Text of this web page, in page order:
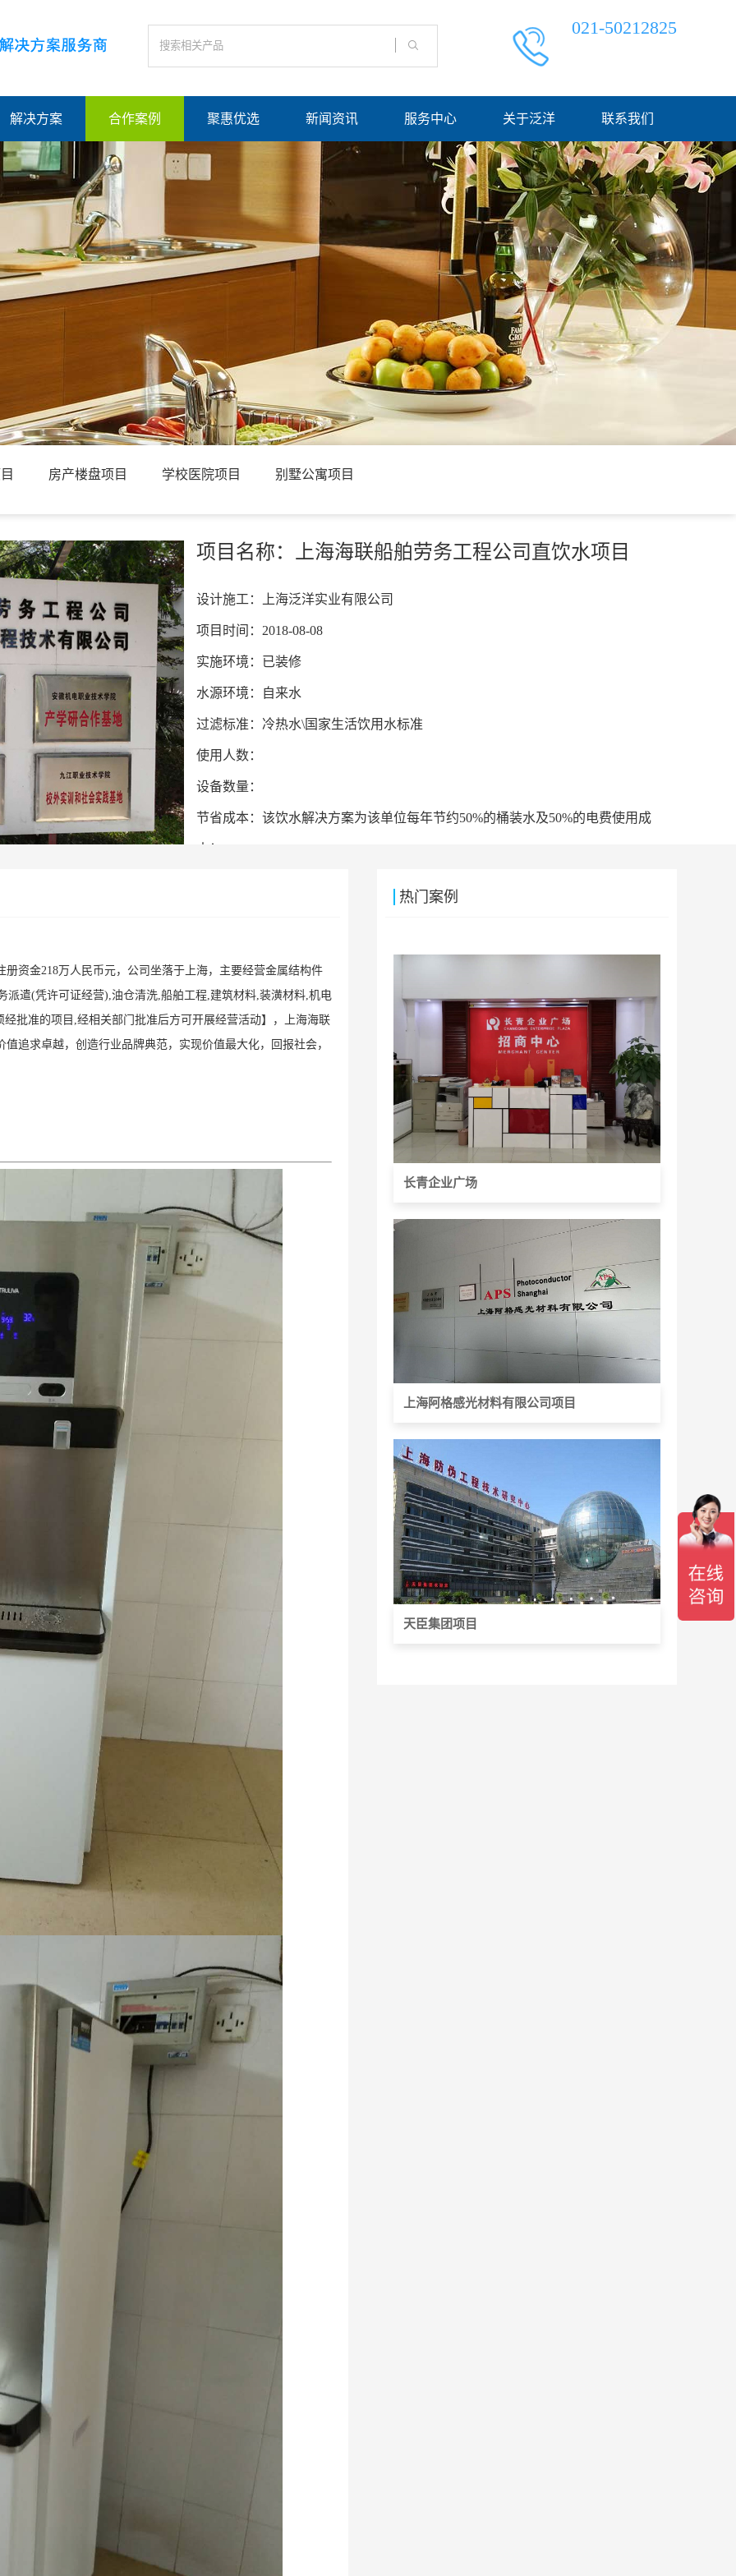
021-50212825
解决方案 合作案例 聚惠优选 新闻资讯 服务中心 关于泛洋 联系我们
房产楼盘项目 学校医院项目 别墅公寓项目
项目名称：上海海联船舶劳务工程公司直饮水项目
设计施工：上海泛洋实业有限公司
项目时间：2018-08-08
实施环境：已装修
水源环境：自来水
过滤标准：冷热水\国家生活饮用水标准
使用人数：
设备数量：
节省成本：该饮水解决方案为该单位每年节约50%的桶装水及50%的电费使用成
本！
金218万人民币元，公司坐落于上海，主要经营金属结构件
遣(凭许可证经营),油仓清洗,船舶工程,建筑材料,装潢材料,机电
批准的项目,经相关部门批准后方可开展经营活动】，上海海联
追求卓越，创造行业品牌典范，实现价值最大化，回报社会，
热门案例
长青企业广场
上海阿格感光材料有限公司项目
天臣集团项目